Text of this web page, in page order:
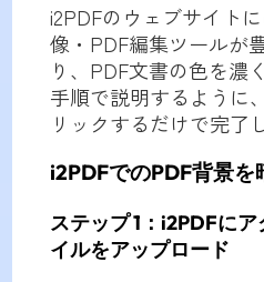
i2PDFのウェブサイト
像・PDF編集ツールが
り、PDF文書の色を濃
手順で説明するように
リックするだけで完了
i2PDFでのPDF背景を
ステップ 1：i2PDFに
イルをアップロード